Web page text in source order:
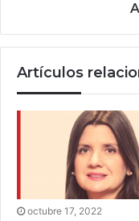
Artículos
octubre 17, 2022